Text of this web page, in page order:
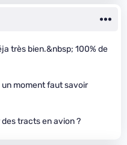
très bien.&nbsp; 100% de
moment faut savoir
des tracts en avion ?